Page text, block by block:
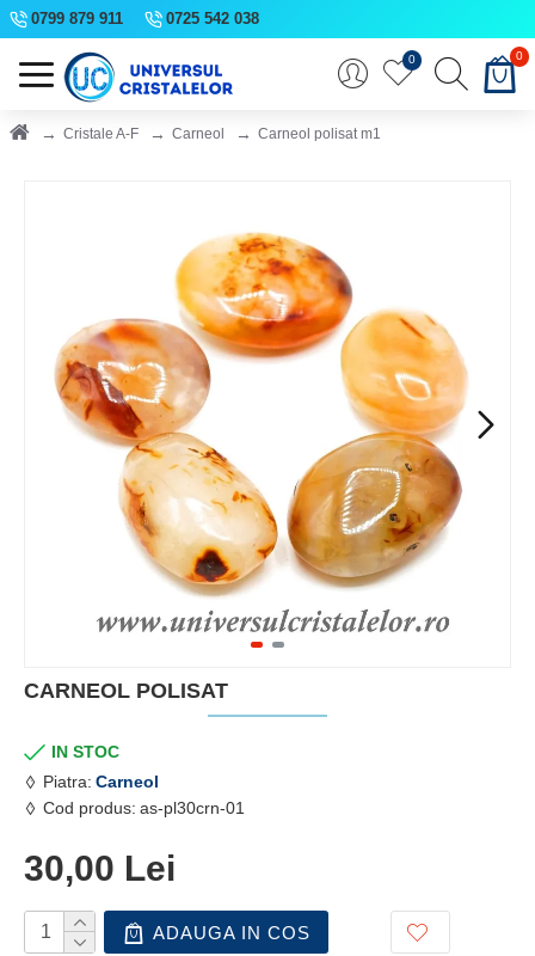
0799 879 911 0725 542 038
0 0
Cristale A-F Carneol Carneol polisat m1
CARNEOL POLISAT
IN STOC
Piatra: Carneol
Cod produs: as-pl30crn-01
30,00 Lei
ADAUGA IN COS